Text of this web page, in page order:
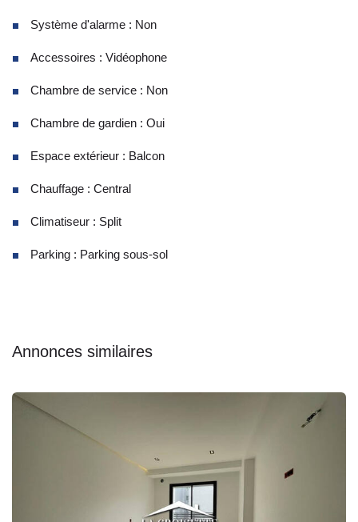
Système d'alarme : Non
Accessoires : Vidéophone
Chambre de service : Non
Chambre de gardien : Oui
Espace extérieur : Balcon
Chauffage : Central
Climatiseur : Split
Parking : Parking sous-sol
Annonces similaires